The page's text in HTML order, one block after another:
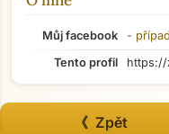
Můj facebook -
Tento profil
https://
《 Zpět